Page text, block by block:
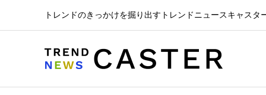
トレンドのきっかけを掘り出すトレンドニュースキャスタ